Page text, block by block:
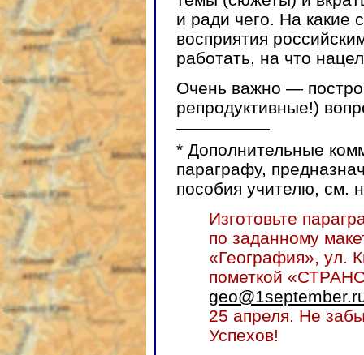
и ради чего. На какие
восприятия
работать, на что
Очень важно —
репродуктивные!)
* Дополнительные
параграфу,
пособия учителю, см.
Изготовьте
по заданному
«География», ул.
пометкой
25 апреля. Не
Успехов!